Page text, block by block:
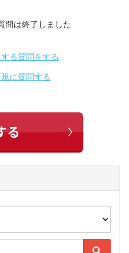
問は終了しました
る質問をする
に質問する